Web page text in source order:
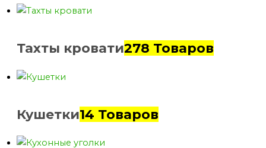
Тахты кровати278 Товаров
Кушетки14 Товаров